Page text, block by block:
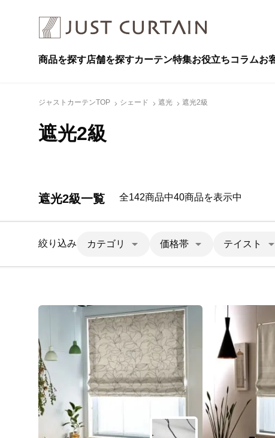
商品を探す店舗を探すカーテン特集お役立ちコラムお
ジャストカーテンTOP シェード 遮光 遮光2級
遮光2級
遮光2級一覧 全142商品中40商品を表示中
絞り込み カテゴリ 価格帯 テイスト